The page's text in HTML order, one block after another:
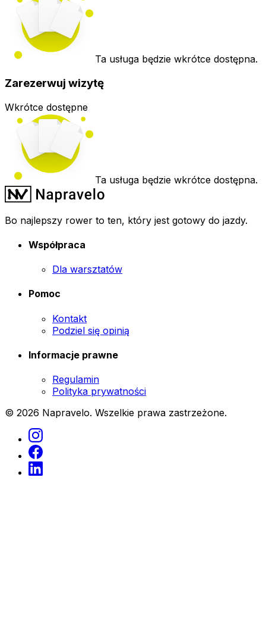
Ta usługa będzie wkrótce dostępna.
Zarezerwuj wizytę
Wkrótce dostępne
Ta usługa będzie wkrótce dostępna.
Bo najlepszy rower to ten, który jest gotowy do jazdy.
Współpraca
Dla warsztatów
Pomoc
Kontakt
Podziel się opinią
Informacje prawne
Regulamin
Polityka prywatności
© 2026 Napravelo. Wszelkie prawa zastrzeżone.